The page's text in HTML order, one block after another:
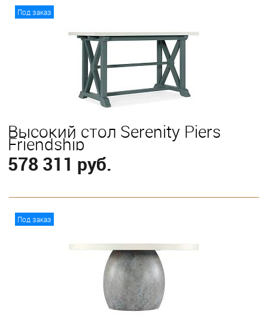
137 см
Под заказ
Высокий стол Serenity Piers
Friendship
578 311 руб.
Под заказ